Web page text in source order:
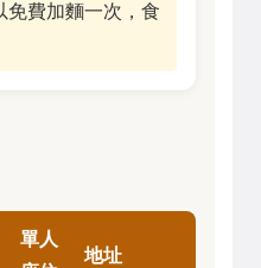
免費加麵一次，食
單人
地址